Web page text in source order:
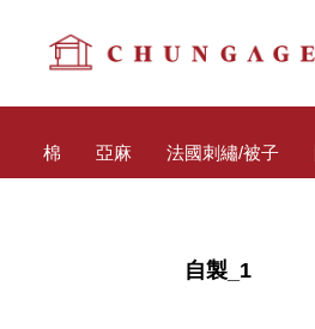
棉 亞麻 法國刺繡/被子
自製_1